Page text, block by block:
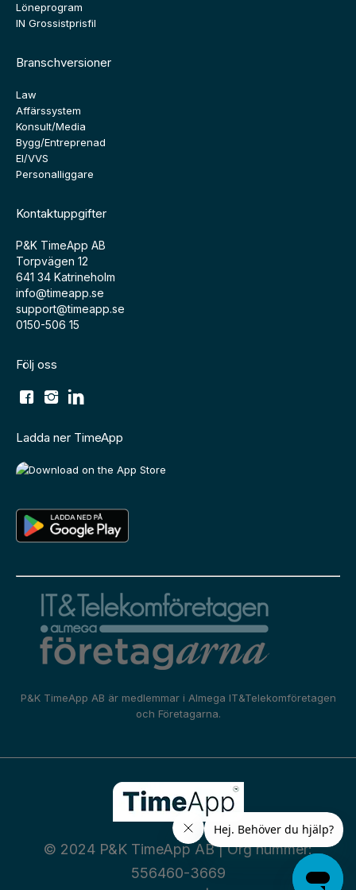
Löneprogram
IN Grossistprisfil
Branschversioner
Law
Affärssystem
Konsult/Media
Bygg/Entreprenad
El/VVS
Personalliggare
Kontaktuppgifter
P&K TimeApp AB
Torpvägen 12
641 34 Katrineholm
info@timeapp.se
support@timeapp.se
0150-506 15
Följ oss
Ladda ner TimeApp
P&K TimeApp AB är medlemmar i Almega IT&Telekomföretagen
och Företagarna.
© 2024 P&K TimeApp AB | Org nummer:
556460-3669